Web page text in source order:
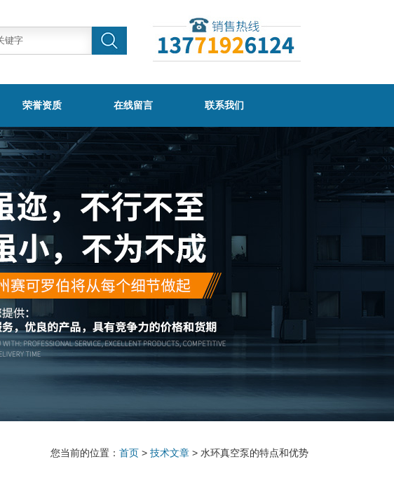
荣誉资质 在线留言 联系我们
您当前的位置： 首页 > 技术文章 > 水环真空泵的特点和优势